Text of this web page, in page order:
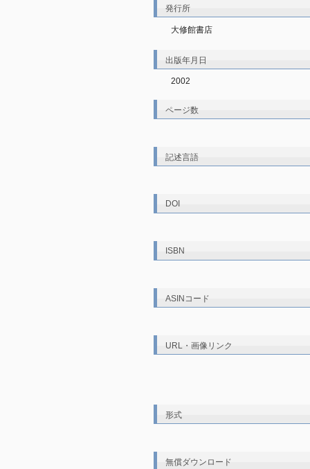
発行所
大修館書店
出版年月日
2002
ページ数
記述言語
DOI
ISBN
ASINコード
URL・画像リンク
形式
無償ダウンロード